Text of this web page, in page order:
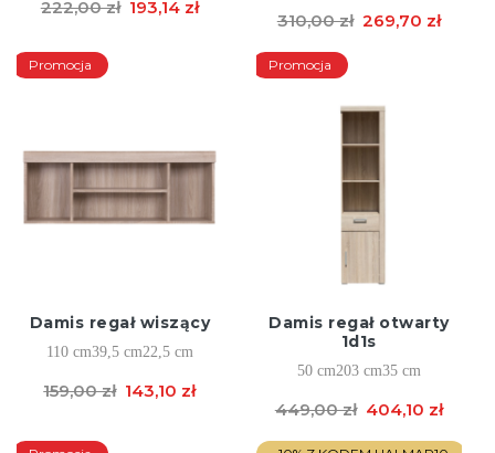
193,14 zł
222,00 zł
269,70 zł
310,00 zł
Promocja
Damis regał wiszący
110 cm39,5 cm22,5 cm
143,10 zł
159,00 zł
Promocja
Damis regał otwarty
1d1s
50 cm203 cm35 cm
404,10 zł
449,00 zł